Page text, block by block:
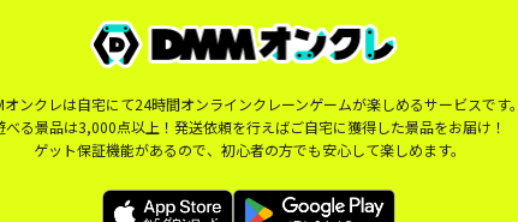
オンクレは自宅にて24時間オンラインクレーンゲームが楽しめるサービスです
べる景品は3,000点以上！発送依頼を行えばご自宅に獲得した景品をお届け！
ゲット保証機能があるので、初心者の方でも安心して楽しめます。